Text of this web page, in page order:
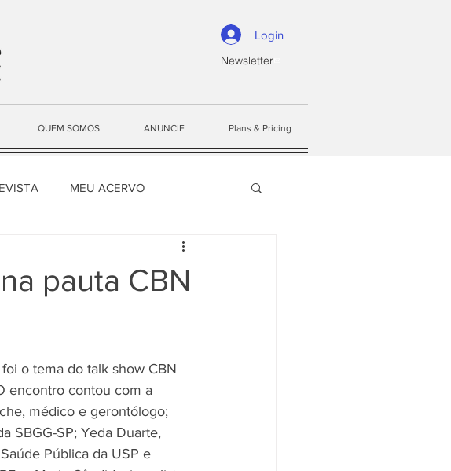
Newsletter
Login
QUEM SOMOS ANUNCIE Plans & Pricing
MEU ACERVO
pauta CBN
o tema do talk show CBN
encontro contou com a
médico e gerontólogo;
SBGG-SP; Yeda Duarte,
Pública da USP e